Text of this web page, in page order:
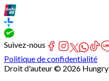
Suivez-nous
Politique de confidentialité
Droit d'auteur © 2026